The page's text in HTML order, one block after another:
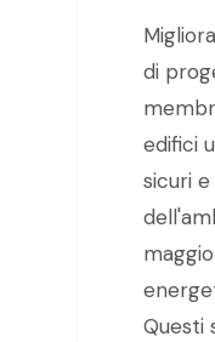
di
edifici
sicuri
Questi